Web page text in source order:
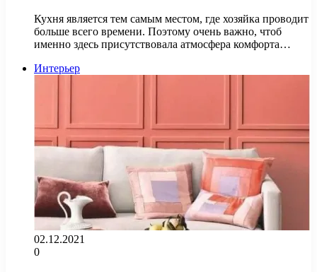
Кухня является тем самым местом, где хозяйка проводит
больше всего времени. Поэтому очень важно, чтоб
именно здесь присутствовала атмосфера комфорта…
Интерьер
02.12.2021
0